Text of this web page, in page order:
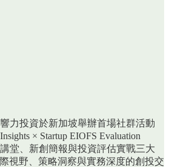
力投資於新加坡舉辦首場社群活動
× Startup EIOFS Evaluation
堂、新創簡報與投資評估實戰三大
視野、策略洞察與實務深度的創投交